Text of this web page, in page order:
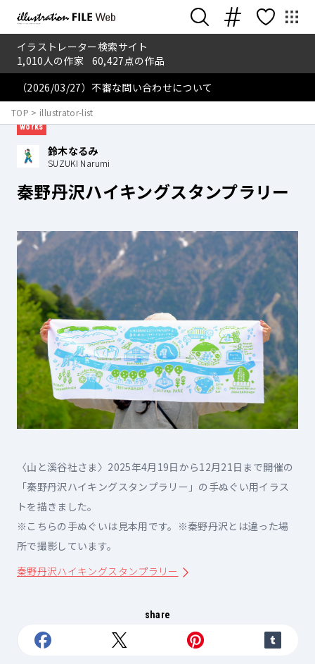
イラストレーター検索サイト
1,010人の作家 60,427点の作品
（2026/03/27）不審な問い合わせについて
TOP > illustrator-list
2025.6.10
works
鈴木なるみ
SUZUKI Narumi
秦野丹沢ハイキングスタンプラリー
〈山と溪谷社さま〉2025年4月19日から12月21日まで開催の
「秦野丹沢ハイキングスタンプラリー」の手ぬぐい用イラス
トを描きました。
※こちらの手ぬぐいは見本用です。※秦野丹沢とは違った場
所で撮影しています。
秦野丹沢ハイキングスタンプラリー
share